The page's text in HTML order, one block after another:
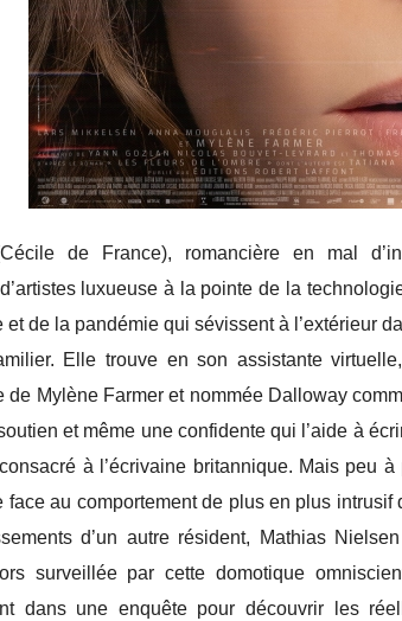
de France), romancière en mal
luxueuse à la pointe de la
et de la pandémie qui sévissent à l’extérieur
Elle trouve en son assistante
de Mylène Farmer et nommée Dalloway
et même une confidente qui l’aide à
à l’écrivaine britannique. Mais peu
face au comportement de plus en plus intrusif
d’un autre résident, Mathias
surveillée par cette domotique
dans une enquête pour découvrir les